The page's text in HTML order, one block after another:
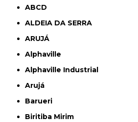
ABCD
ALDEIA DA SERRA
ARUJÁ
Alphaville
Alphaville Industrial
Arujá
Barueri
Biritiba Mirim